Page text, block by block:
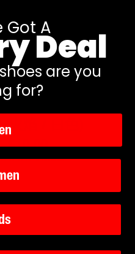
(火焰 / 白色)
原
價
$10.00
3reviews
Got ADeal
are you
for?